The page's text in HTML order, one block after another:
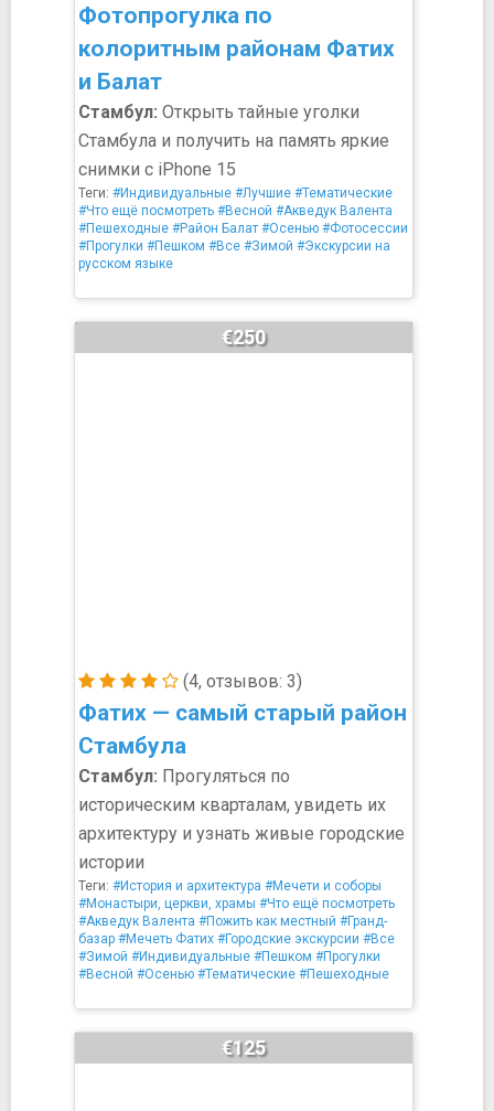
Фотопрогулка по
колоритным районам Фатих
и Балат
Стамбул: Открыть тайные уголки
Стамбула и получить на память яркие
снимки с iPhone 15
Теги: #Индивидуальные #Лучшие #Тематические
#Что ещё посмотреть #Весной #Акведук Валента
#Пешеходные #Район Балат #Осенью #Фотосессии
#Прогулки #Пешком #Все #Зимой #Экскурсии на
русском языке
(4, отзывов: 3)
Фатих — самый старый район
Стамбула
€250
Стамбул: Прогуляться по
историческим кварталам, увидеть их
архитектуру и узнать живые городские
истории
Теги: #История и архитектура #Мечети и соборы
#Монастыри, церкви, храмы #Что ещё посмотреть
#Акведук Валента #Пожить как местный #Гранд-
базар #Мечеть Фатих #Городские экскурсии #Все
#Зимой #Индивидуальные #Пешком #Прогулки
#Весной #Осенью #Тематические #Пешеходные
€125